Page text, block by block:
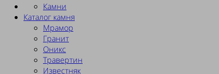
Камни
Каталог камня
Мрамор
Гранит
Оникс
Травертин
Известняк